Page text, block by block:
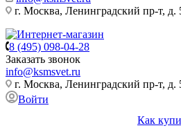
г. Москва, Ленинградский пр-т, д.
8 (495) 098-04-28
Заказать звонок
info@ksmsvet.ru
г. Москва, Ленинградский пр-т, д.
Войти
Как